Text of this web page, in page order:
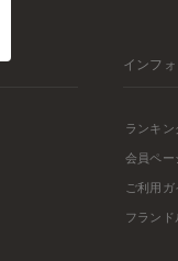
インフ
ランキン
会員ペー
ご利用ガ
フランド